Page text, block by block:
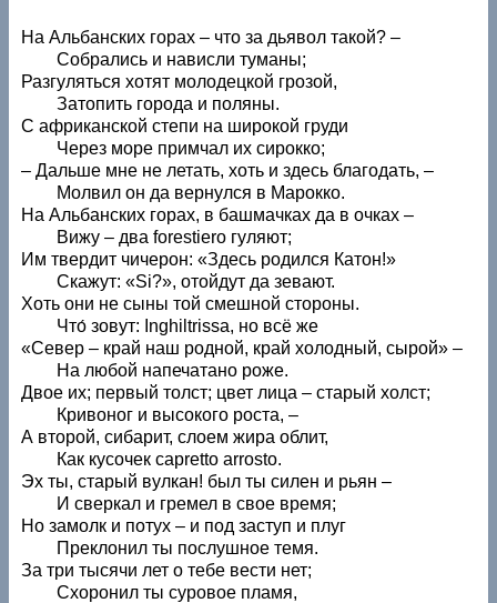
На Альбанских горах – что за дьявол такой? –
Собрались и нависли туманы;
Разгуляться хотят молодецкой грозой,
Затопить города и поляны.
С африканской степи на широкой груди
Через море примчал их сирокко;
– Дальше мне не летать, хоть и здесь благодать, –
Молвил он да вернулся в Марокко.
На Альбанских горах, в башмачках да в очках –
Вижу – два forestiero гуляют;
Им твердит чичерон: «Здесь родился Катон!»
Скажут: «Si?», отойдут да зевают.
Хоть они не сыны той смешной стороны.
Что́ зовут: Inghiltrissa, но всё же
«Север – край наш родной, край холодный, сырой» –
На любой напечатано роже.
Двое их; первый толст; цвет лица – старый холст;
Кривоног и высокого роста, –
А второй, сибарит, слоем жира облит,
Как кусочек capretto arrosto.
Эх ты, старый вулкан! был ты силен и рьян –
И сверкал и гремел в свое время;
Но замолк и потух – и под заступ и плуг
Преклонил ты послушное темя.
За три тысячи лет о тебе вести нет;
Схоронил ты суровое пламя,